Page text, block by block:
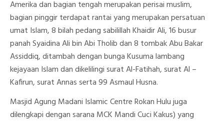
Amerika dan bagian tengah merupakan perisai muslim,
bagian pinggir terdapat rantai yang merupakan persatuan
umat Islam, 8 bilah pedang sabilillah Khaidir Ali, 16 busur
panah Syaidina Ali bin Abi Tholib dan 8 tombak Abu Bakar
Assiddiq, ditambah dengan bunga Kusuma lambang
kejayaan Islam dan dikelilingi surat Al-Fatihah, surat Al –
Kafirun, surat Annas serta 99 Asmaul Husna.
Masjid Agung Madani Islamic Centre Rokan Hulu juga
dilengkapi dengan sarana MCK Mandi Cuci Kakus) yang